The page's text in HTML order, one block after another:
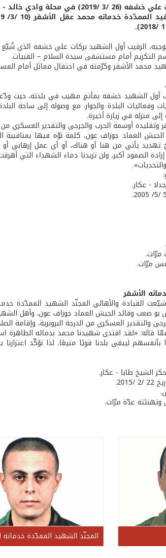
في أثناء قيامه بواجبه العسكري.
الرقيب أول الشهيد بركات علي خشفه الذي
التكريم أمام مستشفى سيدة السلام – القبيات.
محمد الأشقر وكرّمته في احتفال مماثل أمام
أول الشهيد خشفه بمأتمٍ مهيب في بلدته، حيث
وفعاليات البلدة والجوار. مع وصوله إلى ساحة
إلى منزله في زيارة أخيرة.
أوسمة الحرب والجرحى والتقدير العسكري من
العماد جوزاف عون، كلمة نوّه فيها
يأتي من هنا أو هناك، أو أي عمل إرهابي أو
الصمود أكبر، ولن تزيدنا دماء الشهداء التي
مرّات.
مرّات.
الأشقر
القيادة والأهالي المجنّد الشهيد الممدّدة
بو صعب وقائد الجيش العماد جوزاف عون، وأهل
والتقدير العسكري من الدرجة البرونزية، وإقامة
قاله: «لقد افتدى شهيدنا محمد بدمائه الطاهرة
ليبقى بلدنا قويًا منيعًا. لذا نؤكّد
وتهنئته عدّة مرّات.
المجنّد الشهيد الممدّدة خدماته